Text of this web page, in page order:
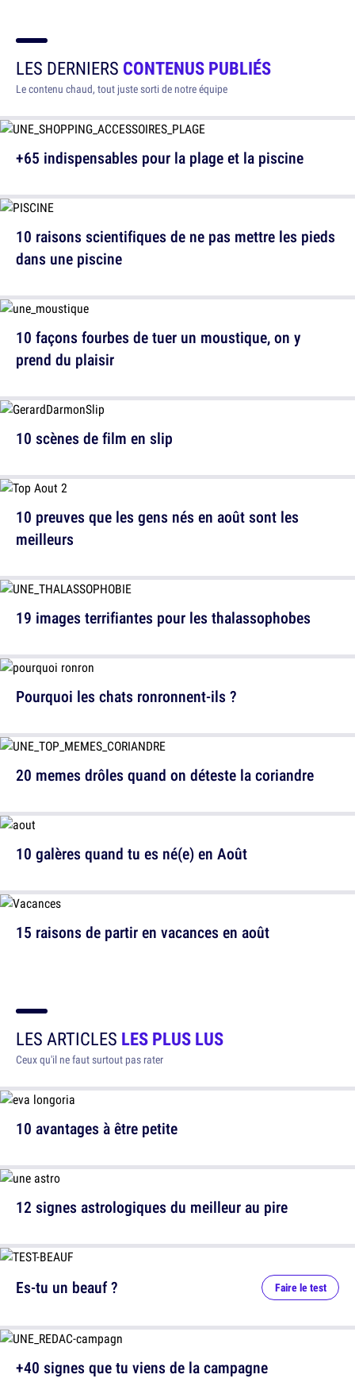
LES DERNIERS CONTENUS PUBLIÉS
Le contenu chaud, tout juste sorti de notre équipe
+65 indispensables pour la plage et la piscine
10 façons fourbes de tuer un moustique, on y
prend du plaisir
10 preuves que les gens nés en août sont les
meilleurs
Pourquoi les chats ronronnent-ils ?
10 galères quand tu es né(e) en Août
10 raisons scientifiques de ne pas mettre les pieds
dans une piscine
10 scènes de film en slip
19 images terrifiantes pour les thalassophobes
20 memes drôles quand on déteste la coriandre
15 raisons de partir en vacances en août
LES ARTICLES LES PLUS LUS
Ceux qu'il ne faut surtout pas rater
10 avantages à être petite
12 signes astrologiques du meilleur au pire
Es-tu un beauf ? Faire le test
+40 signes que tu viens de la campagne